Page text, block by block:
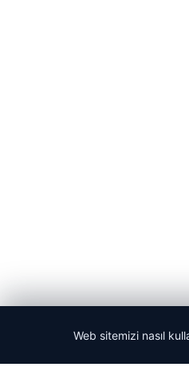
© 2026 Dikey Haber
Web sitemizi nasıl